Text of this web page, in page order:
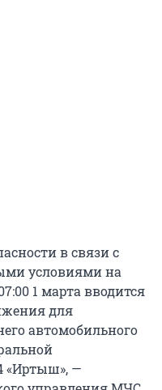
в связи с
условиями на
1 марта вводится
для
автомобильного
«Иртыш», —